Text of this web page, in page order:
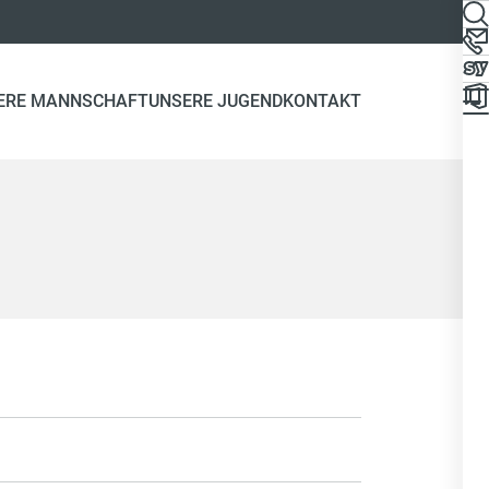
MANNSCHAFTUNSERE JUGENDKONTAKT